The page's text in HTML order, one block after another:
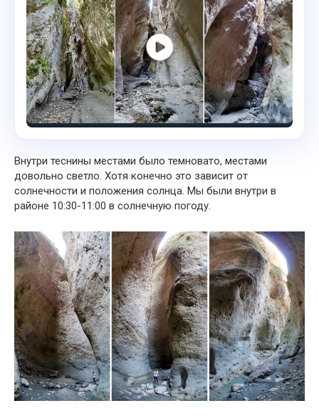
Внутри теснины местами было темновато, местами
довольно светло. Хотя конечно это зависит от
солнечности и положения солнца. Мы были внутри в
районе 10:30-11:00 в солнечную погоду.